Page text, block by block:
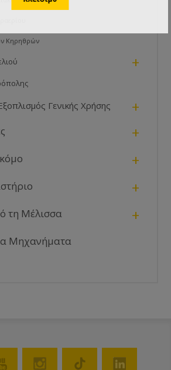
Κηρηθρών
+
Γενικής Χρήσης +
+
+
+
τη Μέλισσα +
Μηχανήματα